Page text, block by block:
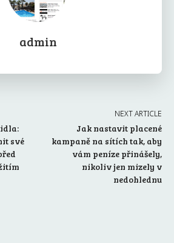
admin
své
NEXT ARTICLE
Jak nastavit placené
kampaně na sítích tak, aby
vám peníze přinášely,
nikoliv jen mizely v
nedohlednu